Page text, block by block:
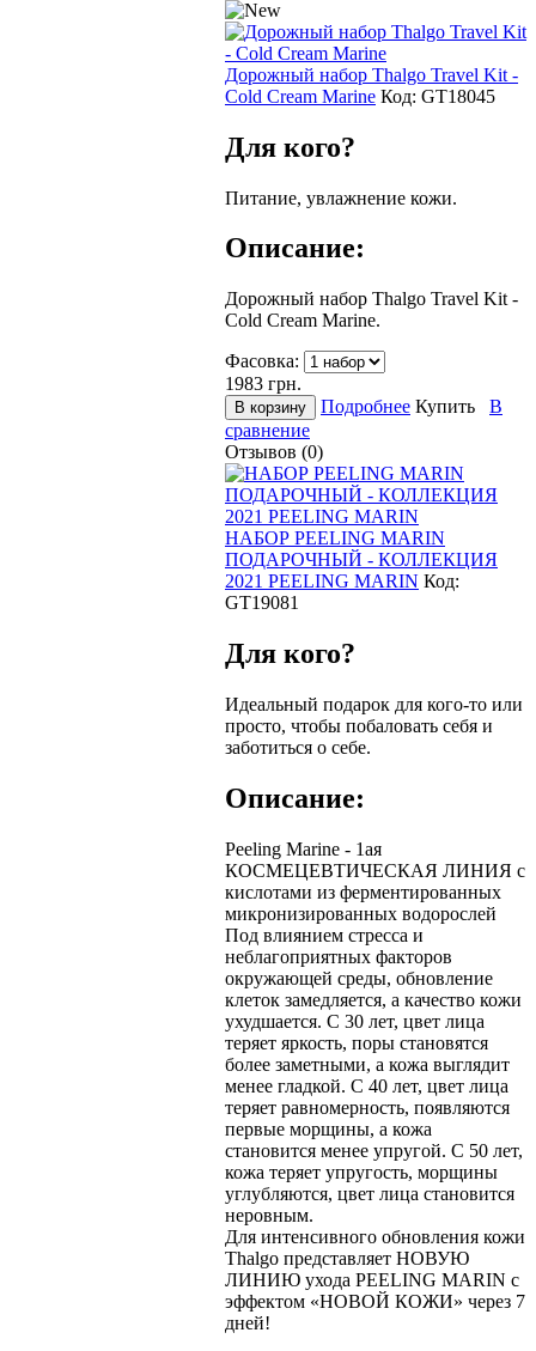
Дорожный набор Thalgo Travel Kit -
Сold Cream Marine Код: GТ18045
Для кого?
Питание, увлажнение кожи.
Описание:
Дорожный набор Thalgo Travel Kit -
Сold Cream Marine.
Фасовка:
1983 грн.
Подробнее Купить
В
сравнение
Отзывов (0)
НАБОР PEELING MARIN
ПОДАРОЧНЫЙ - КОЛЛЕКЦИЯ
2021 PEELING MARIN Код:
GT19081
Для кого?
Идеальный подарок для кого-то или
просто, чтобы побаловать себя и
заботиться о себе.
Описание:
Peeling Marine - 1ая
КОСМЕЦЕВТИЧЕСКАЯ ЛИНИЯ c
кислотами из ферментированных
микронизированных водорослей
Под влиянием стресса и
неблагоприятных факторов
окружающей среды, обновление
клеток замедляется, а качество кожи
ухудшается. С 30 лет, цвет лица
теряет яркость, поры становятся
более заметными, а кожа выглядит
менее гладкой. С 40 лет, цвет лица
теряет равномерность, появляются
первые морщины, а кожа
становится менее упругой. С 50 лет,
кожа теряет упругость, морщины
углубляются, цвет лица становится
неровным.
Для интенсивного обновления кожи
Thalgo представляет НОВУЮ
ЛИНИЮ ухода PEELING MARIN с
эффектом «НОВОЙ КОЖИ» через 7
дней!